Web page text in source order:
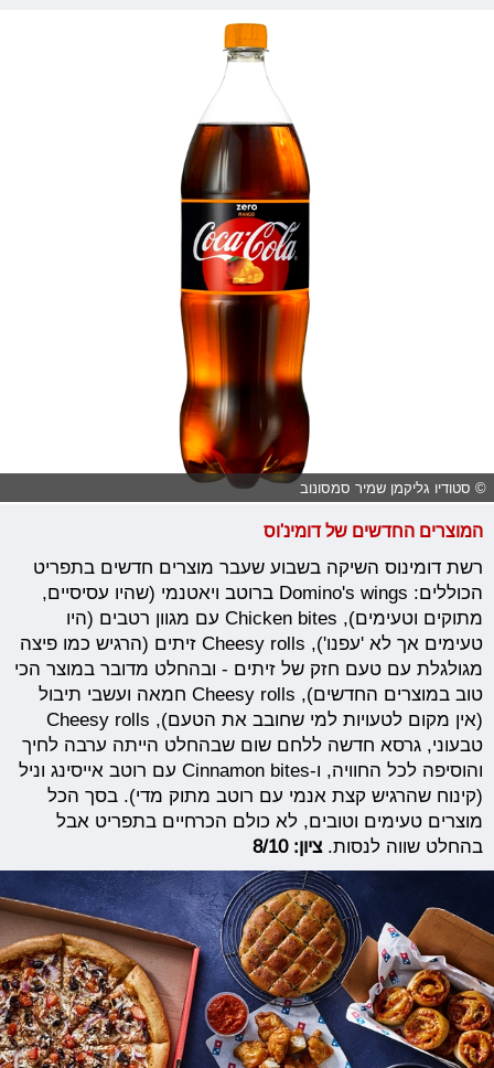
© סטודיו גליקמן שמיר סמסונוב
המוצרים החדשים של דומינ'וס
רשת דומינוס השיקה בשבוע שעבר מוצרים חדשים בתפריט
הכוללים: Domino's wings ברוטב ויאטנמי (שהיו עסיסיים,
מתוקים וטעימים), Chicken bites עם מגוון רטבים (היו
טעימים אך לא 'עפנו'), Cheesy rolls זיתים (הרגיש כמו פיצה
מגולגלת עם טעם חזק של זיתים - ובהחלט מדובר במוצר הכי
טוב במוצרים החדשים), Cheesy rolls חמאה ועשבי תיבול
(אין מקום לטעויות למי שחובב את הטעם), Cheesy rolls
טבעוני, גרסא חדשה ללחם שום שבהחלט הייתה ערבה לחיך
והוסיפה לכל החוויה, ו-Cinnamon bites עם רוטב אייסינג וניל
(קינוח שהרגיש קצת אנמי עם רוטב מתוק מדי). בסך הכל
מוצרים טעימים וטובים, לא כולם הכרחיים בתפריט אבל
בהחלט שווה לנסות.ציון: 8/10